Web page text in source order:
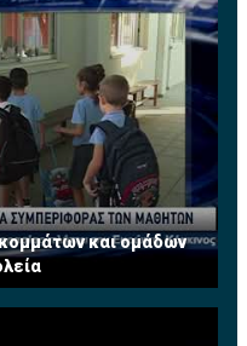
και ομάδων